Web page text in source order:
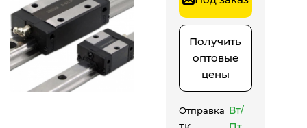
Получить
оптовые
цены
Отправка Вт/